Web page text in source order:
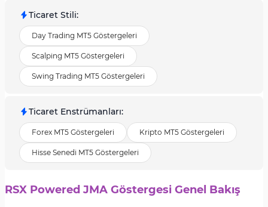
Ticaret Stili:
Day Trading MT5 Göstergeleri
Scalping MT5 Göstergeleri
Swing Trading MT5 Göstergeleri
Ticaret Enstrümanları:
Forex MT5 Göstergeleri Kripto MT5 Göstergeleri
Hisse Senedi MT5 Göstergeleri
RSX Powered JMA Göstergesi Genel Bakış